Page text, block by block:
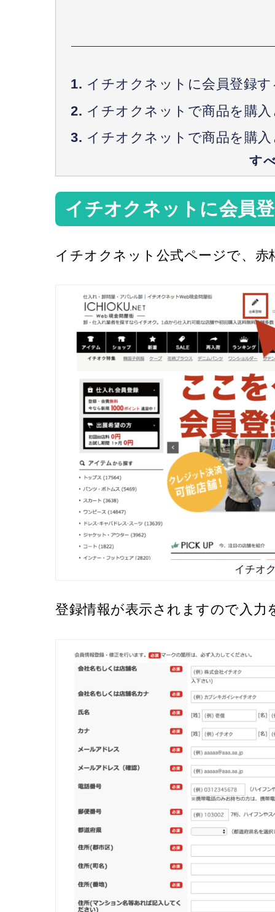
イチオクネットに会員登録す
イチオクネットで商品を購
イチオクネットで商品を購
イチオクネットに会員
イチオクネット公式ページで、
イチオ
登録情報が表示されますので入力